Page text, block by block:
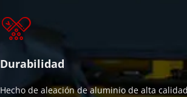
Durabilidad
Hecho de aleación de aluminio de alta